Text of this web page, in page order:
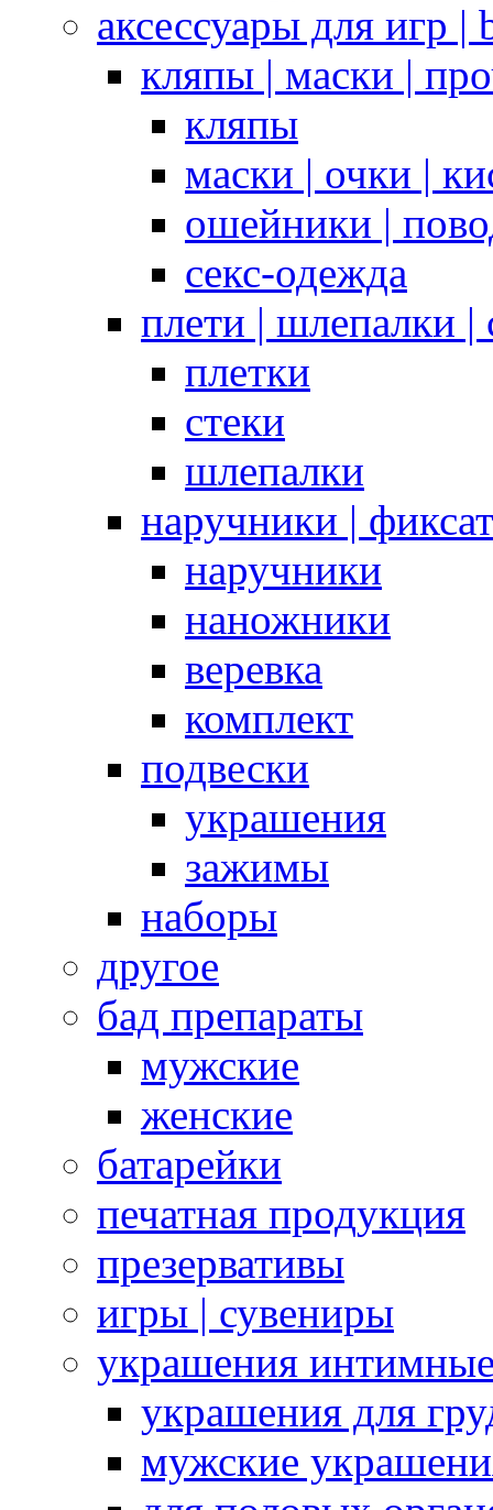
аксессуары для игр |
кляпы | маски |
кляпы
маски | очки |
ошейники |
секс-одежда
плети | шлепалки |
плетки
стеки
шлепалки
наручники |
наручники
наножники
веревка
комплект
подвески
украшения
зажимы
наборы
другое
бад препараты
мужские
женские
батарейки
печатная продукция
презервативы
игры | сувениры
украшения
украшения для
мужские